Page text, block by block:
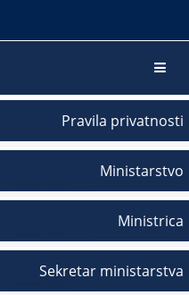
Pravila privatnosti
Ministarstvo
Ministrica
Sekretar ministarstva